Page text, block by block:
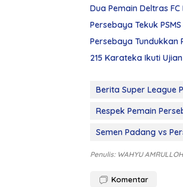
Dua Pemain Deltras
Persebaya Tekuk
Persebaya Tundukkan
215 Karateka Ikuti
Berita Super League
Respek Pemain
Semen Padang vs
Penulis: WAHYU AMRULLOH
Komentar